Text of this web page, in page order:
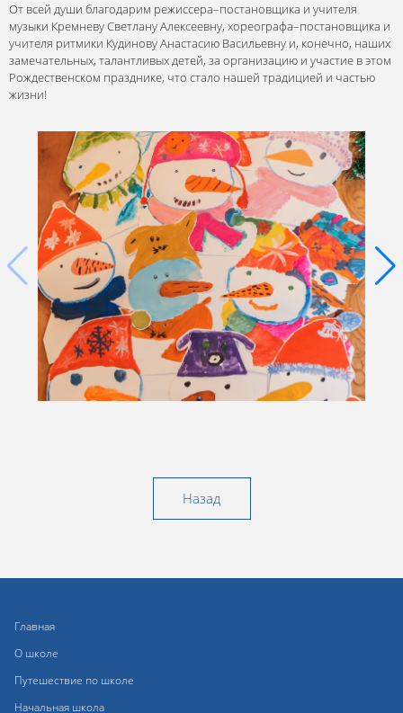
От всей души благодарим режиссера–постановщика и учителя
музыки Кремневу Светлану Алексеевну, хореографа–постановщика и
учителя ритмики Кудинову Анастасию Васильевну и, конечно, наших
замечательных, талантливых детей, за организацию и участие в этом
Рождественском празднике, что стало нашей традицией и частью
жизни!
Назад
Главная
О школе
Путешествие по школе
Начальная школа